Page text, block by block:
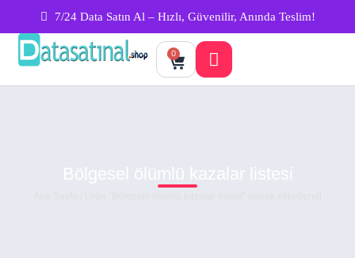
7/24 Data Satın Al – Hızlı, Güvenilir, Anında Teslim!
0
Bölgesel ölümlü kazalar listesi